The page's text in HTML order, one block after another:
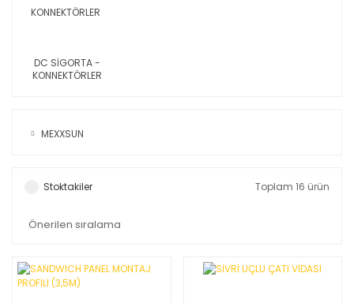
DC SİGORTA -
KONNEKTÖRLER
MEXXSUN
Stoktakiler Toplam 16 ürün